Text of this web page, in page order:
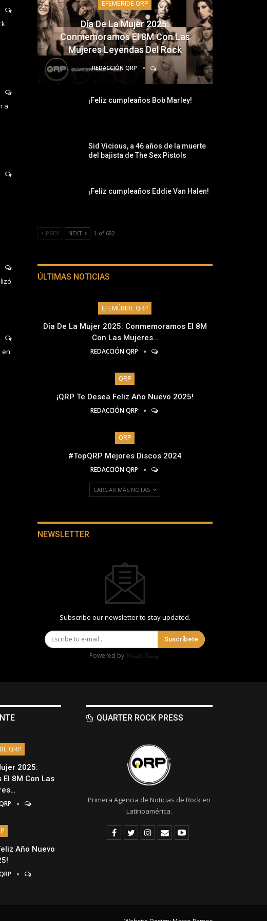
a
en
EFEMÉRIDE QRP
Día De La Mujer 2025:
Conmemoramos El 8M Con Las
Mujeres Leyendas Del Rock
REDACCIÓN QRP
¡Feliz cumpleaños Bob Marley!
Sid Vicious, a 46 años de la muerte
del bajista de The Sex Pistols
¡Feliz cumpleaños Eddie Van Halen!
PREV NEXT 1 of 682
ÚLTIMAS NOTICIAS
EFEMÉRIDE QRP
Día De La Mujer 2025: Conmemoramos El 8M
Con Las Mujeres…
REDACCIÓN QRP
QRP
¡QRP Te Desea Feliz Año Nuevo 2025!
REDACCIÓN QRP
QRP
#TopQRP Mejores Discos 2024
REDACCIÓN QRP
CARGAR MÁS NOTAS
NEWSLETTER
Subscribe our newsletter to stay updated.
Suscríbete
Powered by
QRP
2025:
8M Con Las
Año Nuevo
QUARTER ROCK PRESS
Primera Agencia de Noticias de Rock en
Latinoamérica.